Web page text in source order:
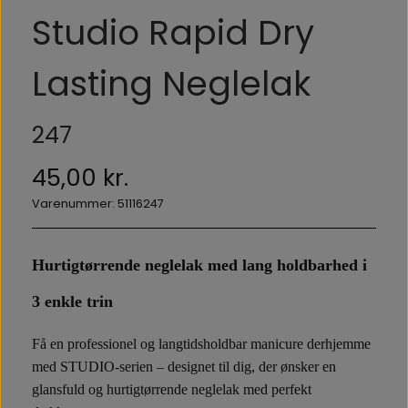
Studio Rapid Dry
Lasting Neglelak
247
45,00 kr.
Varenummer: 51116247
Hurtigtørrende neglelak med lang holdbarhed i
3 enkle trin
Få en professionel og langtidsholdbar manicure derhjemme
med STUDIO-serien – designet til dig, der ønsker en
glansfuld og hurtigtørrende neglelak med perfekt